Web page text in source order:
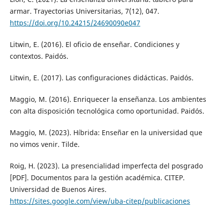
armar. Trayectorias Universitarias, 7(12), 047.
https://doi.org/10.24215/24690090e047
Litwin, E. (2016). El oficio de enseñar. Condiciones y
contextos. Paidós.
Litwin, E. (2017). Las configuraciones didácticas. Paidós.
Maggio, M. (2016). Enriquecer la enseñanza. Los ambientes
con alta disposición tecnológica como oportunidad. Paidós.
Maggio, M. (2023). Híbrida: Enseñar en la universidad que
no vimos venir. Tilde.
Roig, H. (2023). La presencialidad imperfecta del posgrado
[PDF]. Documentos para la gestión académica. CITEP.
Universidad de Buenos Aires.
https://sites.google.com/view/uba-citep/publicaciones